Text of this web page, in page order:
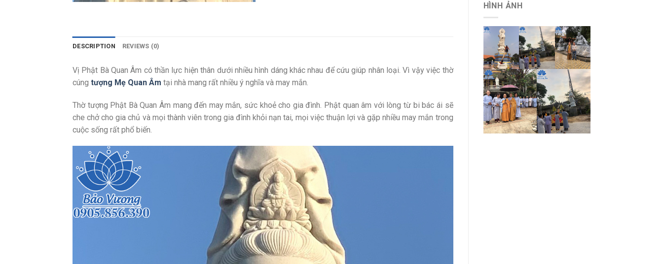
HÌNH ẢNH
DESCRIPTION REVIEWS (0)
Vị Phật Bà Quan Âm có thần lực hiện thân dưới nhiều hình dáng khác nhau để cứu giúp nhân loại. Vì vậy việc thờ
cúng tượng Mẹ Quan Âm tại nhà mang rất nhiều ý nghĩa và may mắn.
Thờ tượng Phật Bà Quan Âm mang đến may mắn, sức khoẻ cho gia đình. Phật quan âm với lòng từ bi bác ái sẽ
che chở cho gia chủ và mọi thành viên trong gia đình khỏi nạn tai, mọi việc thuận lợi và gặp nhiều may mắn trong
cuộc sống rất phổ biến.